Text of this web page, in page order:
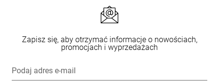
Zapisz się, aby otrzymać informacje o nowościach,
promocjach i wyprzedażach
Podaj adres e-mail